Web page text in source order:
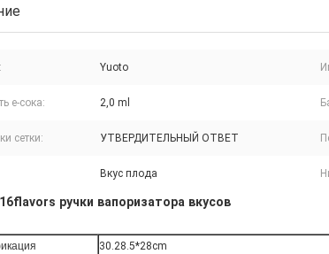
Yuoto
e-сока: 2,0 ml
сетки: УТВЕРДИТЕЛЬНЫЙ ОТВЕТ
Вкус плода
ручки вапоризатора вкусов
30.28.5*28cm